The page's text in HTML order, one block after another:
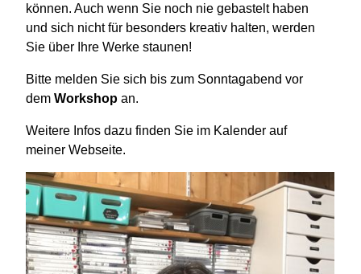
können. Auch wenn Sie noch nie gebastelt haben
und sich nicht für besonders kreativ halten, werden
Sie über Ihre Werke staunen!
Bitte melden Sie sich bis zum Sonntagabend vor
demWorkshop an.
Weitere Infos dazu finden Sie im Kalender auf
meiner Webseite.